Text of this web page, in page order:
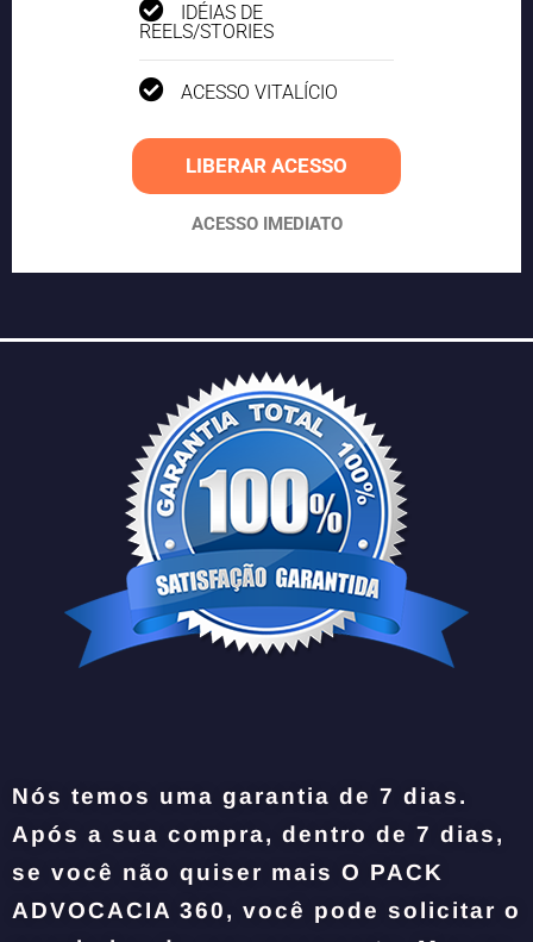
IDÉIAS DE
REELS/STORIES
ACESSO VITALÍCIO
LIBERAR ACESSO
ACESSO IMEDIATO
Nós temos uma garantia de 7 dias.
Após a sua compra, dentro de 7 dias,
se você não quiser mais O PACK
ADVOCACIA 360, você pode solicitar o